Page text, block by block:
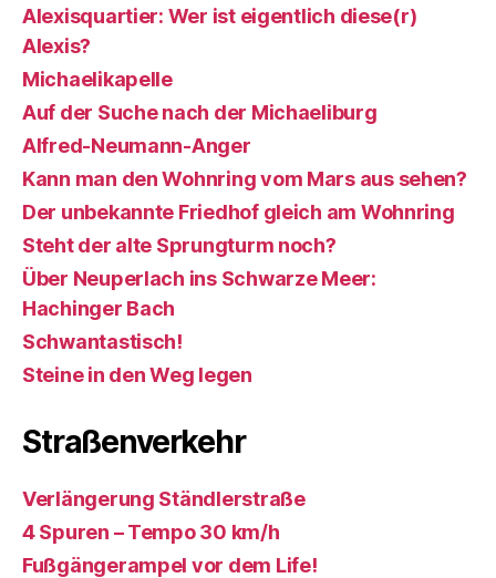
Alexisquartier: Wer ist eigentlich diese(r)
Alexis?
Michaelikapelle
Auf der Suche nach der Michaeliburg
Alfred-Neumann-Anger
Kann man den Wohnring vom Mars aus sehen?
Der unbekannte Friedhof gleich am Wohnring
Steht der alte Sprungturm noch?
Über Neuperlach ins Schwarze Meer:
Hachinger Bach
Schwantastisch!
Steine in den Weg legen
Straßenverkehr
Verlängerung Ständlerstraße
4 Spuren – Tempo 30 km/h
Fußgängerampel vor dem Life!